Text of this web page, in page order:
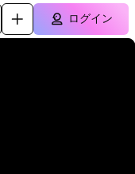
ログイン